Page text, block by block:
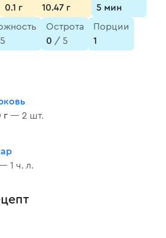
0.1 г
10.47 г
5 мин
Острота
0 / 5
Порции
1
г — 2 шт.
1 ч. л.